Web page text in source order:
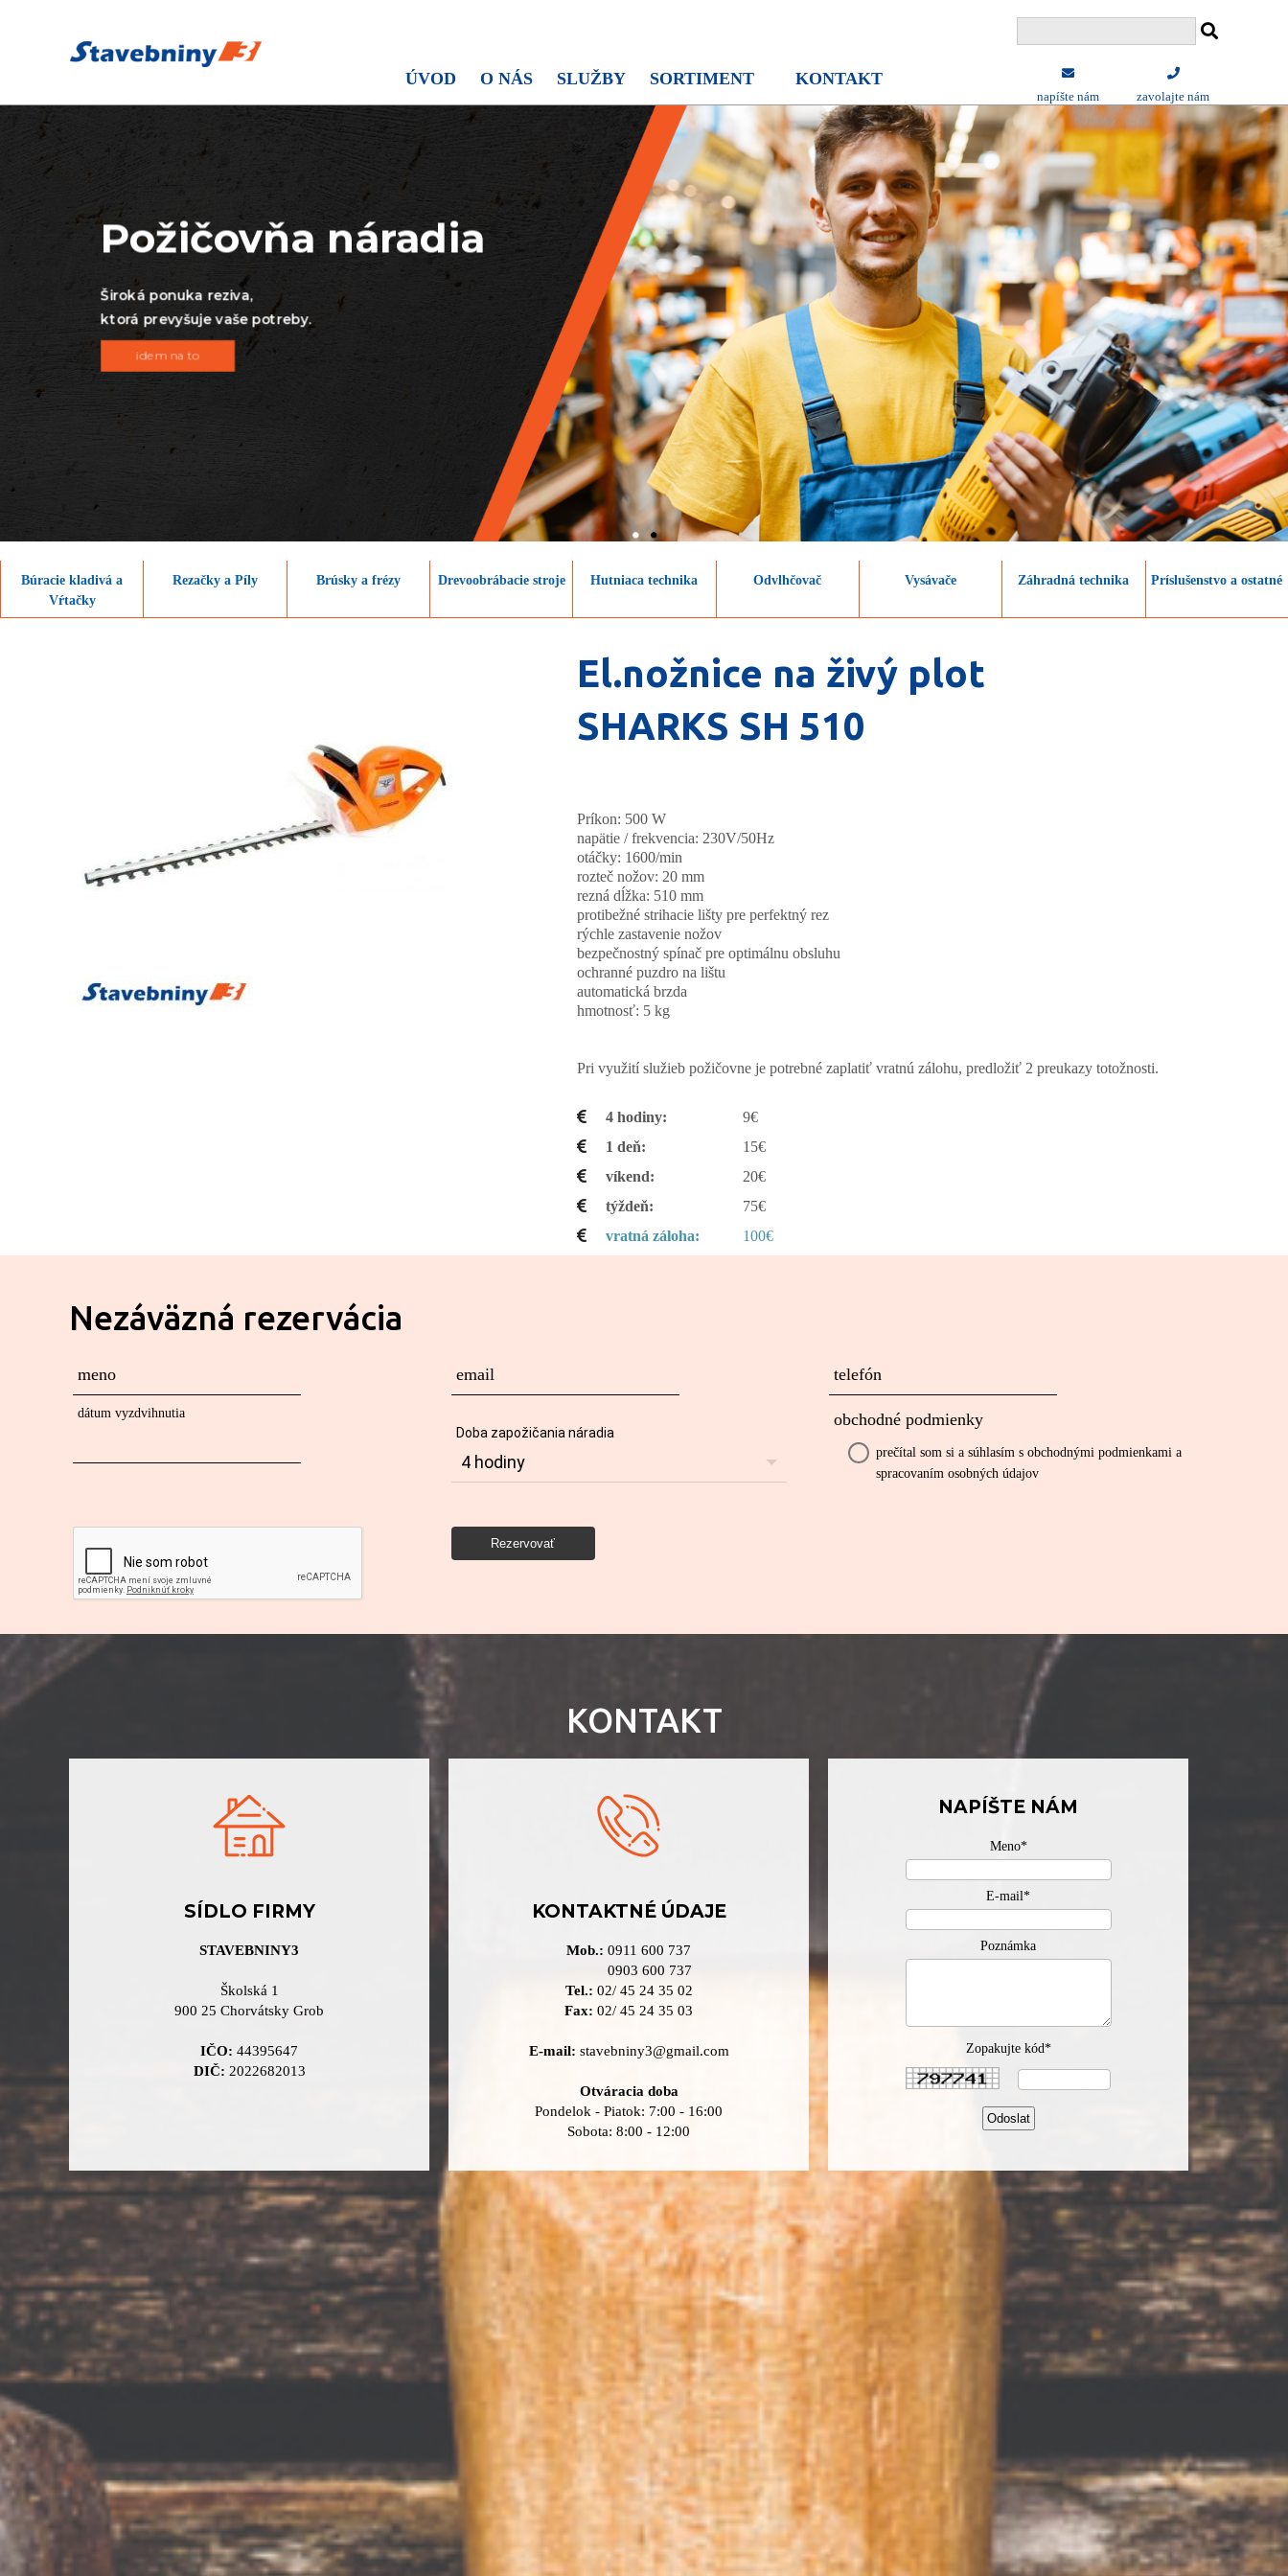
napíšte nám zavolajte nám
ÚVOD O NÁS SLUŽBY SORTIMENT KONTAKT
idem na to
ktorá prevyšuje vaše potreby.
Búracie kladivá a
Vŕtačky
Rezačky a Píly Brúsky a frézy Drevoobrábacie stroje Hutniaca technika Odvlhčovač Vysávače Záhradná technika Príslušenstvo a ostatné
El.nožnice na živý plot
SHARKS SH 510
Príkon: 500 W
napätie / frekvencia: 230V/50Hz
otáčky: 1600/min
rozteč nožov: 20 mm
rezná dĺžka: 510 mm
protibežné strihacie lišty pre perfektný rez
rýchle zastavenie nožov
bezpečnostný spínač pre optimálnu obsluhu
ochranné puzdro na lištu
automatická brzda
hmotnosť: 5 kg
Pri využití služieb požičovne je potrebné zaplatiť vratnú zálohu, predložiť 2 preukazy totožnosti.
4 hodiny
9€
1 deň
15€
víkend
20€
týždeň
75€
vratná záloha
100€
Nezáväzná rezervácia
meno email telefón
dátum vyzdvihnutia
Doba zapožičania náradia
obchodné podmienky
prečítal som si a súhlasím s obchodnými podmienkami a
spracovaním osobných údajov
KONTAKT
SÍDLO FIRMY
STAVEBNINY3
Školská 1
900 25 Chorvátsky Grob
IČO: 44395647
DIČ: 2022682013
KONTAKTNÉ ÚDAJE
Mob.: 0911 600 737
0903 600 737
Tel.: 02/ 45 24 35 02
Fax: 02/ 45 24 35 03
E-mail: stavebniny3@gmail.com
Otváracia doba
Pondelok - Piatok: 7:00 - 16:00
Sobota: 8:00 - 12:00
NAPÍŠTE NÁM
Meno*
E-mail*
Poznámka
Zopakujte kód*
Odoslat